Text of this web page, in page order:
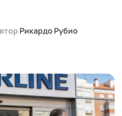
Рикардо Рубио